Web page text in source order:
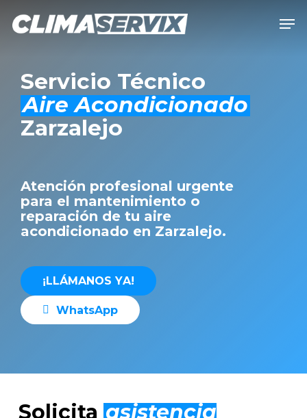
content
Servicio Técnico
Aire Acondicionado
Zarzalejo
Atención profesional urgente
para el mantenimiento o
reparación de tu aire
acondicionado en Zarzalejo.
¡LLÁMANOS YA!
WhatsApp
Solicita asistencia